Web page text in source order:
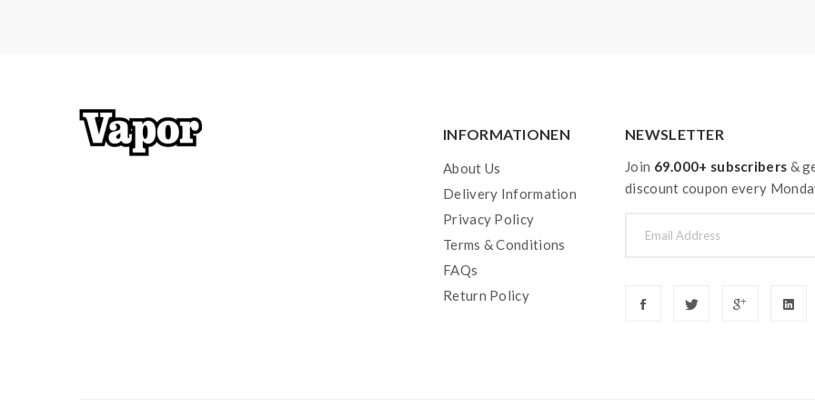
INFORMATIONEN
About Us
Delivery Information
Privacy Policy
Terms & Conditions
FAQs
Return Policy
NEWSLETTER
Join 69.000+ subscribers &
discount coupon every